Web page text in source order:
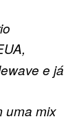
e já
uma mix